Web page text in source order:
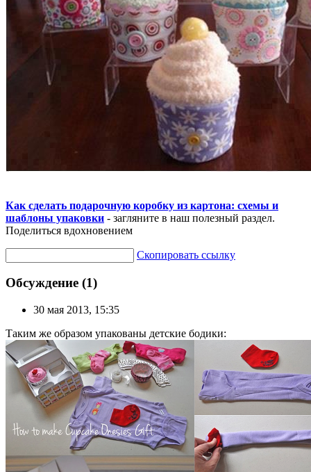
Как сделать подарочную коробку из картона: схемы и
шаблоны упаковки - загляните в наш полезный раздел.
Поделиться вдохновением
Скопировать ссылку
Обсуждение (1)
30 мая 2013, 15:35
Таким же образом упакованы детские бодики: